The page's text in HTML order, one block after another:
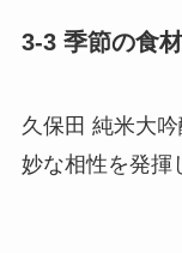
3-3 季節の食
久保田 純米大
妙な相性を発揮